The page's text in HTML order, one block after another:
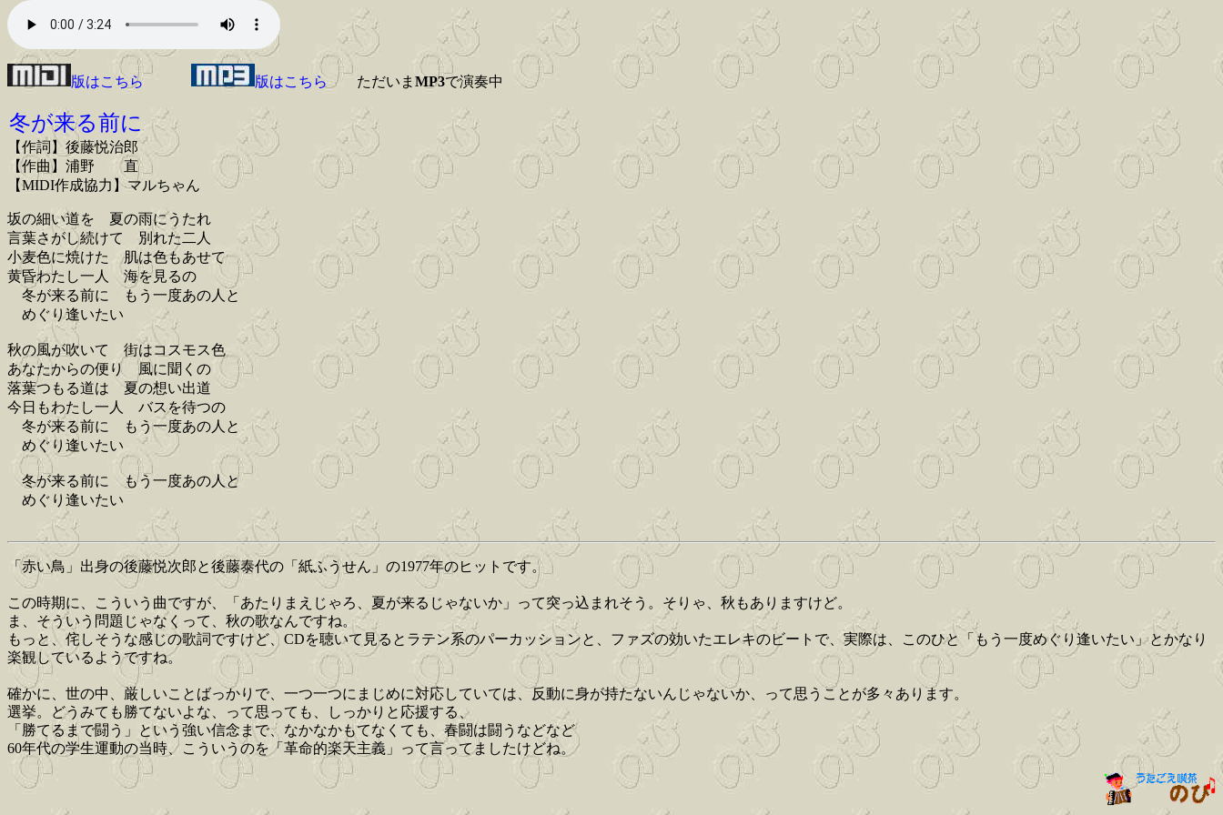
版はこちら 版はこちらただいま MP3で演奏中
冬が来る前に
【作詞】後藤悦治郎
【作曲】浦野 直
【MIDI作成協力】マルちゃん
坂の細い道を 夏の雨にうたれ
言葉さがし続けて 別れた二人
小麦色に焼けた 肌は色もあせて
黄昏わたし一人 海を見るの
冬が来る前に もう一度あの人と
めぐり逢いたい
秋の風が吹いて 街はコスモス色
あなたからの便り 風に聞くの
落葉つもる道は 夏の想い出道
今日もわたし一人 バスを待つの
冬が来る前に もう一度あの人と
めぐり逢いたい
冬が来る前に もう一度あの人と
めぐり逢いたい
「赤い鳥」出身の後藤悦次郎と後藤泰代の「紙ふうせん」の1977年のヒットです。
この時期に、こういう曲ですが、「あたりまえじゃろ、夏が来るじゃないか」って突っ込まれそう。そりゃ、秋もありますけど。
ま、そういう問題じゃなくって、秋の歌なんですね。
もっと、侘しそうな感じの歌詞ですけど、CDを聴いて見るとラテン系のパーカッションと、ファズの効いたエレキのビートで、実際は、このひと「もう一度めぐり逢いたい」とかなり
楽観しているようですね。
確かに、世の中、厳しいことばっかりで、一つ一つにまじめに対応していては、反動に身が持たないんじゃないか、って思うことが多々あります。
選挙。どうみても勝てないよな、って思っても、しっかりと応援する、
「勝てるまで闘う」という強い信念まで、なかなかもてなくても、春闘は闘うなどなど
60年代の学生運動の当時、こういうのを「革命的楽天主義」って言ってましたけどね。